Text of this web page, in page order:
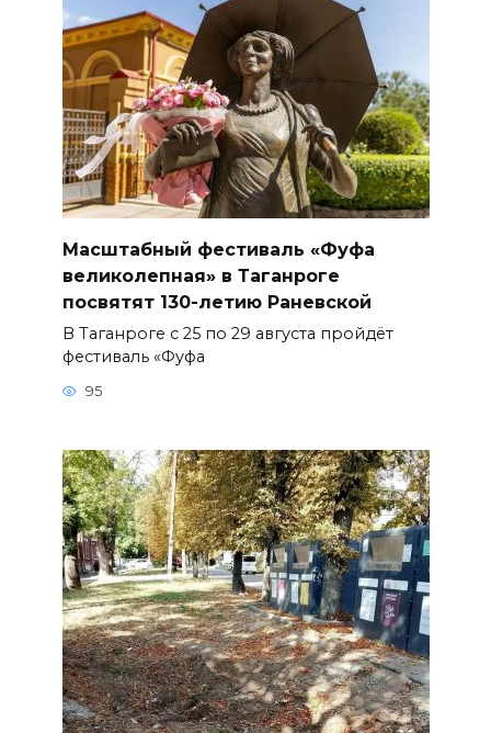
Масштабный фестиваль «Фуфа
великолепная» в Таганроге
посвятят 130-летию Раневской
В Таганроге с 25 по 29 августа пройдёт
фестиваль «Фуфа
95